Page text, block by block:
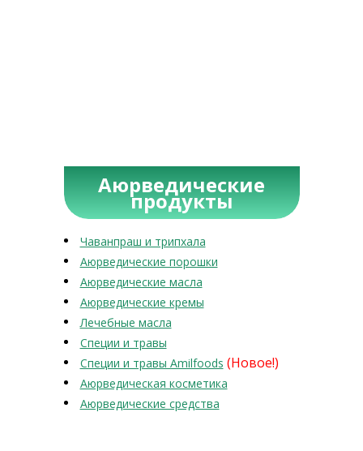
Аюрведические
продукты
Чаванпраш и трипхала
Аюрведические порошки
Аюрведические масла
Аюрведические кремы
Лечебные масла
Специи и травы
Специи и травы Amilfoods (Новое!)
Аюрведическая косметика
Аюрведические средства